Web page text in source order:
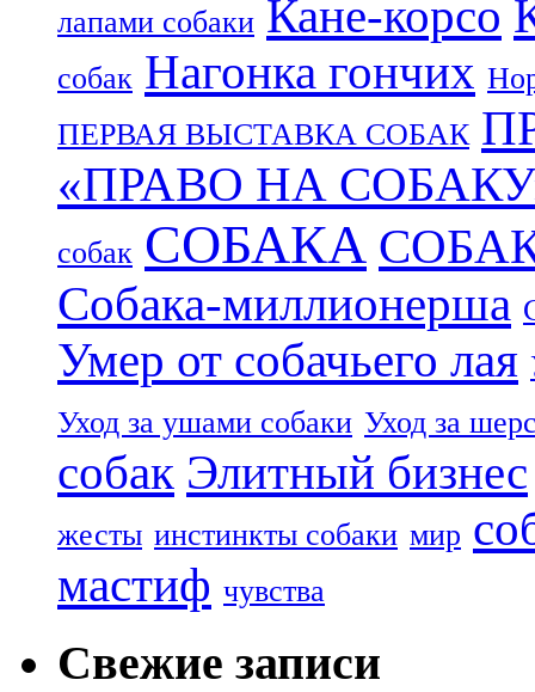
лапами собаки Кане-корсо
собак Нагонка гончих
ПЕРВАЯ ВЫСТАВКА СОБАК
«ПРАВО НА
собак СОБАКА
Собака-миллионерша
Умер от собачьего лая
Уход за ушами собаки Уход за
собак Элитный бизнес
жесты инстинкты собаки мир
мастиф чувства
Свежие записи